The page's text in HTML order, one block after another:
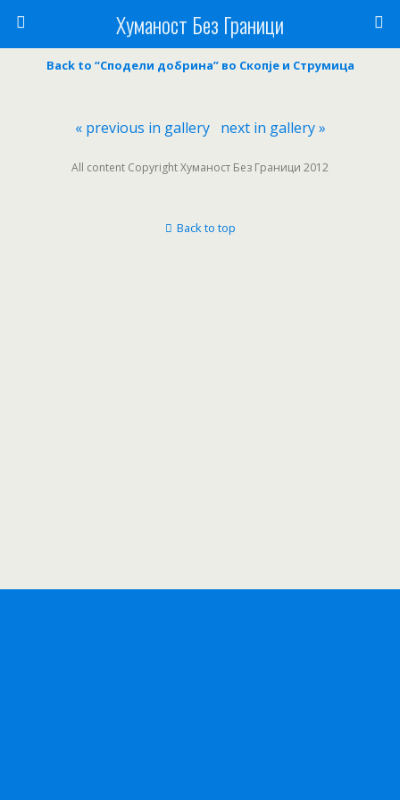
Хуманост Без Граници
Back to “Сподели добрина” во Скопје и Струмица
« previous in gallery next in gallery »
All content Copyright Хуманост Без Граници 2012
Back to top